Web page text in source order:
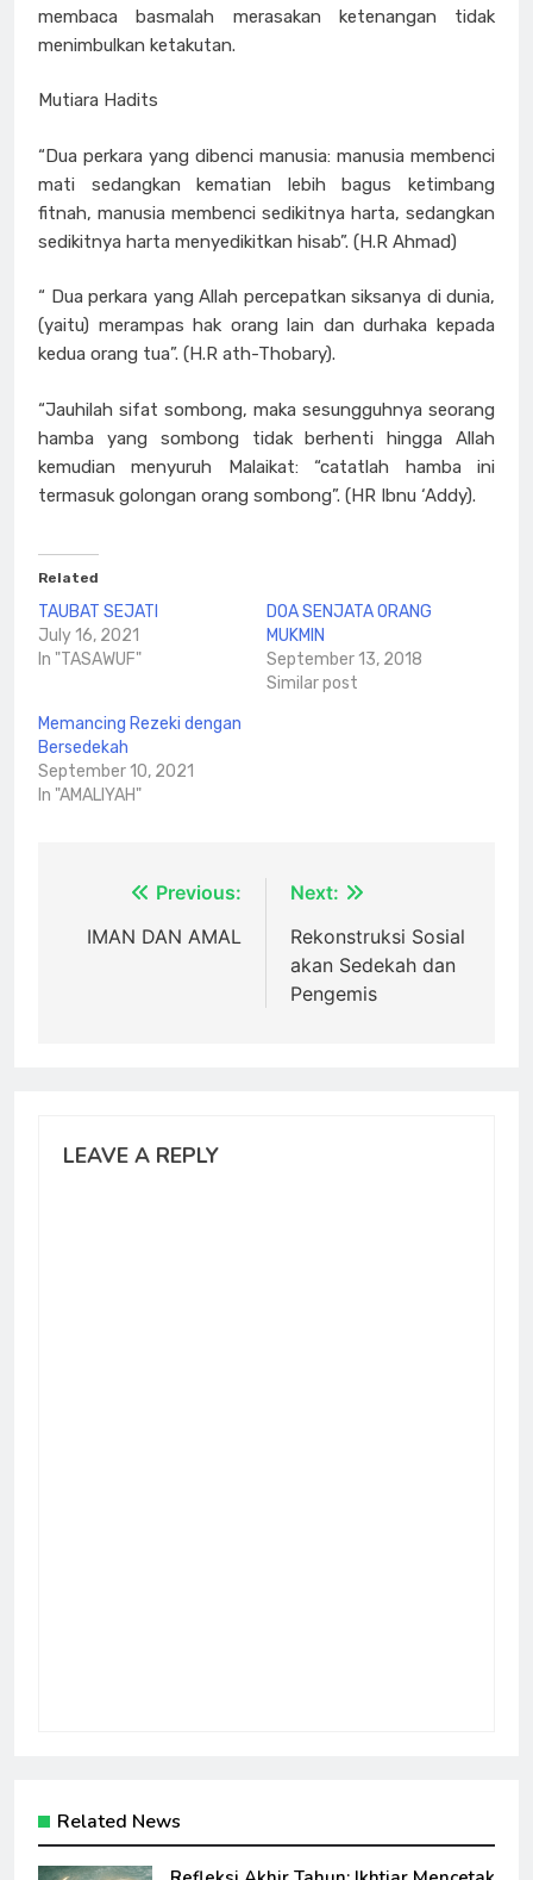
membaca basmalah merasakan ketenangan tidak
menimbulkan ketakutan.
Mutiara Hadits
“Dua perkara yang dibenci manusia: manusia membenci
mati sedangkan kematian lebih bagus ketimbang
fitnah, manusia membenci sedikitnya harta, sedangkan
sedikitnya harta menyedikitkan hisab”. (H.R Ahmad)
“ Dua perkara yang Allah percepatkan siksanya di dunia,
(yaitu) merampas hak orang lain dan durhaka kepada
kedua orang tua”. (H.R ath-Thobary).
“Jauhilah sifat sombong, maka sesungguhnya seorang
hamba yang sombong tidak berhenti hingga Allah
kemudian menyuruh Malaikat: “catatlah hamba ini
termasuk golongan orang sombong”. (HR Ibnu ‘Addy).
Related
TAUBAT SEJATI
July 16, 2021
In "TASAWUF"
DOA SENJATA ORANG
MUKMIN
September 13, 2018
Similar post
Memancing Rezeki dengan
Bersedekah
September 10, 2021
In "AMALIYAH"
navigation
Previous:
IMAN DAN AMAL
Next:
Rekonstruksi Sosial
akan Sedekah dan
Pengemis
LEAVE A REPLY
Related News